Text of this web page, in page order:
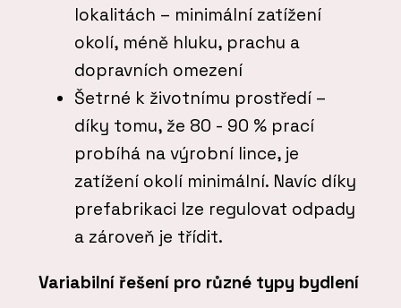
lokalitách – minimální zatížení
okolí, méně hluku, prachu a
dopravních omezení
Šetrné k životnímu prostředí –
díky tomu, že 80 - 90 % prací
probíhá na výrobní lince, je
zatížení okolí minimální. Navíc díky
prefabrikaci lze regulovat odpady
a zároveň je třídit.
Variabilní řešení pro různé typy bydlení